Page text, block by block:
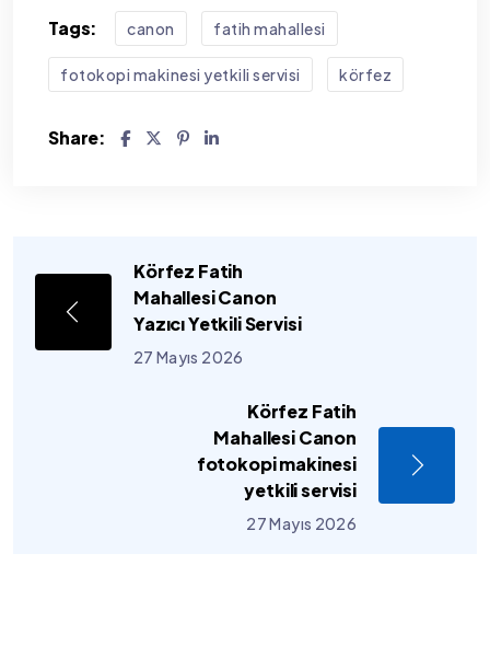
Tags: canon fatih mahallesi
fotokopi makinesi yetkili servisi körfez
Share:
Körfez Fatih
Mahallesi Canon
Yazıcı Yetkili Servisi
27 Mayıs 2026
Körfez Fatih
Mahallesi Canon
fotokopi makinesi
yetkili servisi
27 Mayıs 2026